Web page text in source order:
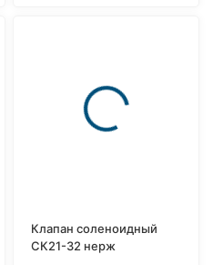
Клапан соленоидный
СК21-32 нерж